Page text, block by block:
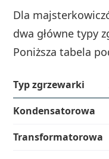
Dla
dwa główne typy
Poniższa tabela
Typ zgrzewarki
Kondensatorowa
Transformatorowa